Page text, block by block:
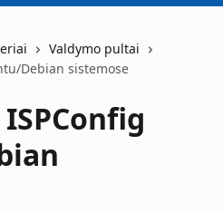
Valdymo pultai
Debian sistemose